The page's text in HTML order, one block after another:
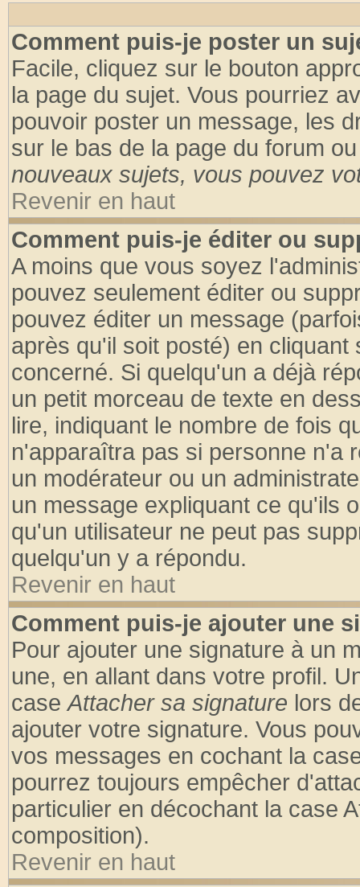
Comment puis-je poster un
Facile, cliquez sur le bouton
la page du sujet. Vous pourriez
pouvoir poster un message, les
sur le bas de la page du forum
nouveaux sujets, vous pouvez
Revenir en haut
Comment puis-je éditer ou
A moins que vous soyez
pouvez seulement éditer ou
pouvez éditer un message
après qu'il soit posté) en
concerné. Si quelqu'un a déjà
un petit morceau de texte en
lire, indiquant le nombre de fois
n'apparaîtra pas si personne n'a
un modérateur ou un
un message expliquant ce qu'ils
qu'un utilisateur ne peut pas
quelqu'un y a répondu.
Revenir en haut
Comment puis-je ajouter une
Pour ajouter une signature à un
une, en allant dans votre profil.
caseAttacher sa signature lors
ajouter votre signature. Vous
vos messages en cochant la
pourrez toujours empêcher
particulier en décochant la case
composition).
Revenir en haut